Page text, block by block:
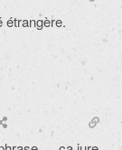
étrangère.